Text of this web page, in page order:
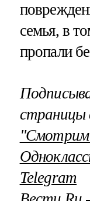
семья, в
пропали
страницы
Telegram